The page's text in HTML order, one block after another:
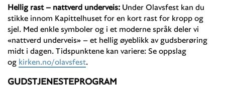
Hellig rast – nattverd underveis: Under Olavsfest kan du
stikke innom Kapittelhuset for en kort rast for kropp og
sjel. Med enkle symboler og i et moderne språk deler vi
«nattverd underveis» – et hellig øyeblikk av gudsberøring
midt i dagen. Tidspunktene kan variere: Se oppslag
og kirken.no/olavsfest.
GUDSTJENESTEPROGRAM